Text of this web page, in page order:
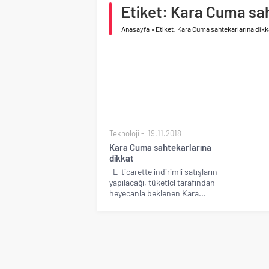
asfalt şimdi de
Etiket: Kara Cuma
Anasayfa » Etiket: Kara Cuma sahtekarlarına
Teknoloji 19.11.2018
Kara Cuma sahtekarlarına
dikkat
E-ticarette indirimli satışların
yapılacağı, tüketici tarafından
heyecanla beklenen Kara...